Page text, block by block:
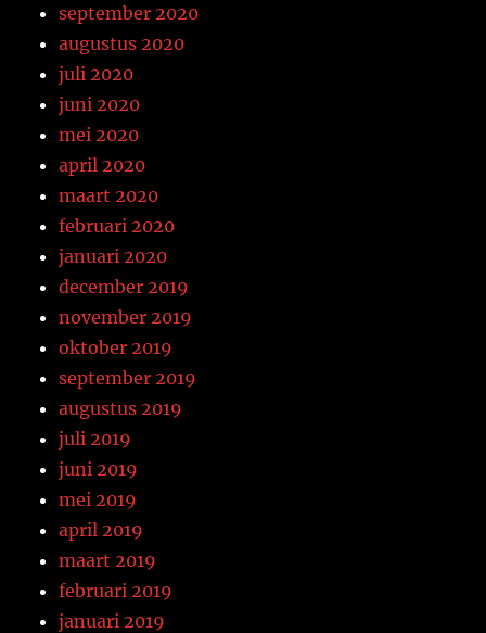
september 2020
augustus 2020
juli 2020
juni 2020
mei 2020
april 2020
maart 2020
februari 2020
januari 2020
december 2019
november 2019
oktober 2019
september 2019
augustus 2019
juli 2019
juni 2019
mei 2019
april 2019
maart 2019
februari 2019
januari 2019